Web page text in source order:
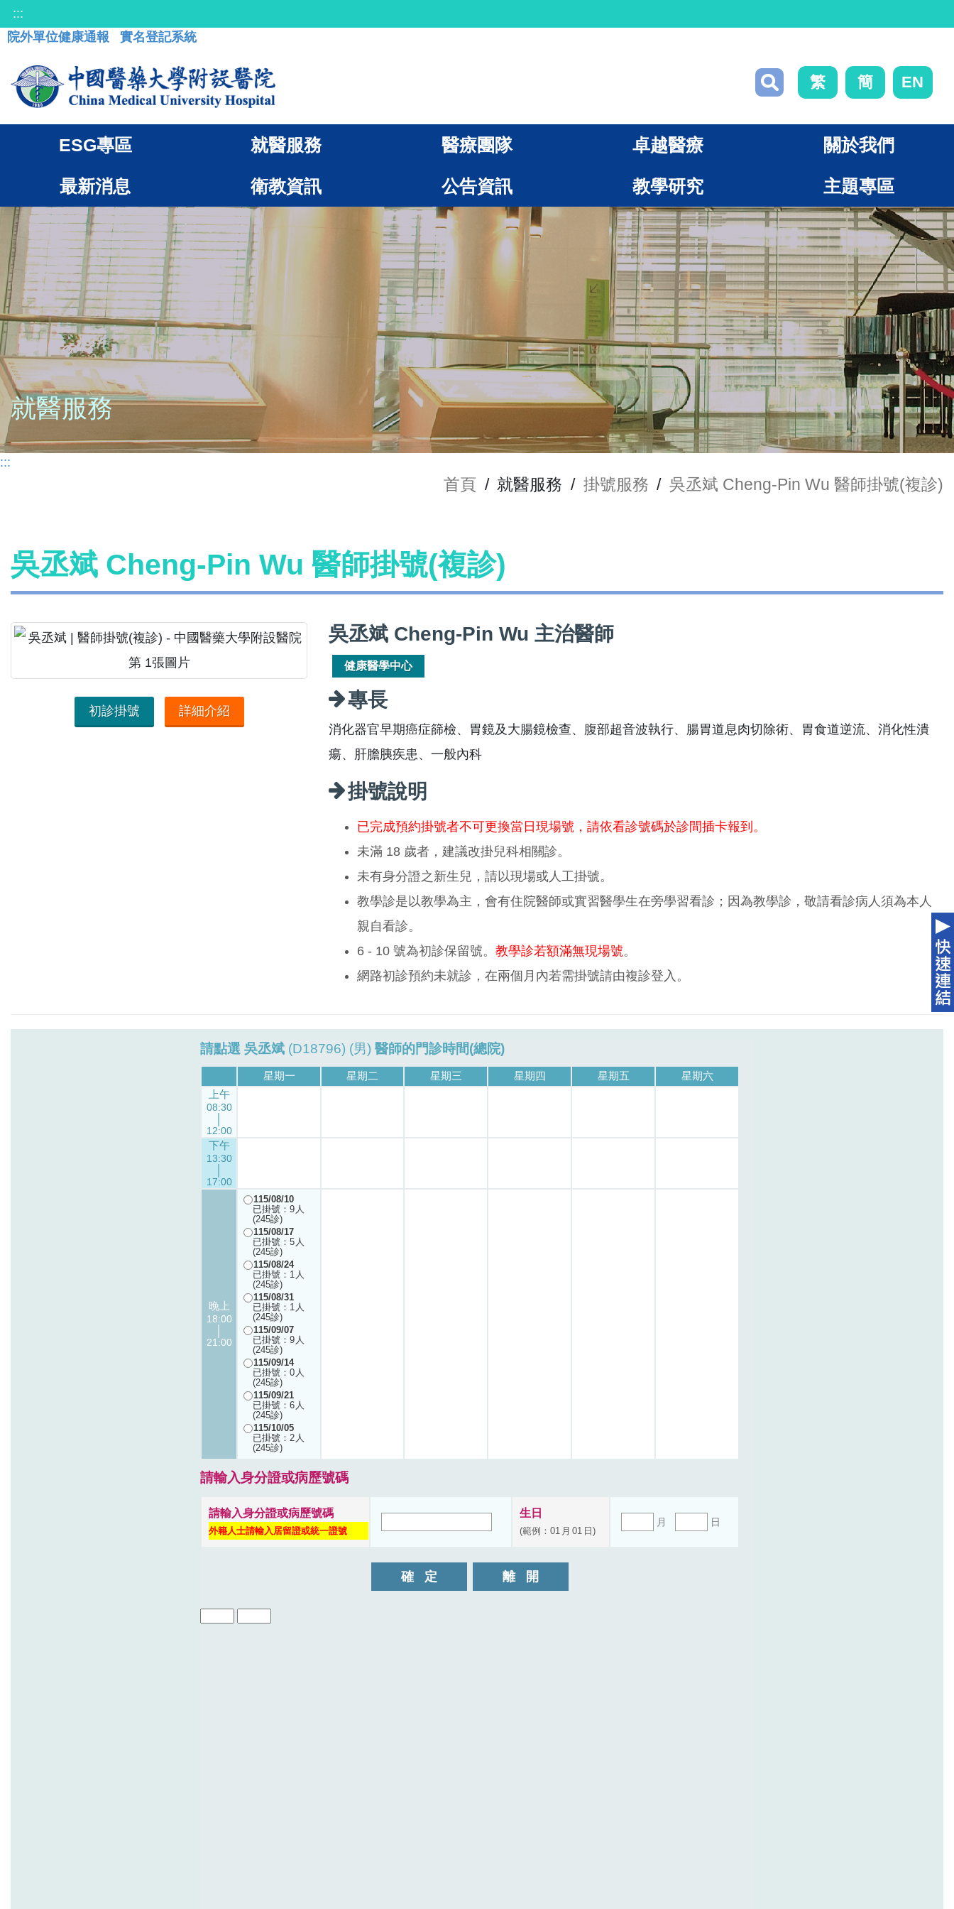
:::
院外單位健康通報
實名登記系統
繁 簡 EN
ESG專區 就醫服務 醫療團隊 卓越醫療 關於我們
最新消息 衛教資訊 公告資訊 教學研究 主題專區
就醫服務
:::
首頁 / 就醫服務 / 掛號服務 / 吳丞斌 Cheng-Pin Wu 醫師掛號(複診)
吳丞斌 Cheng-Pin Wu 醫師掛號(複診)
初診掛號 詳細介紹
吳丞斌 Cheng-Pin Wu 主治醫師
健康醫學中心
專長
消化器官早期癌症篩檢、胃鏡及大腸鏡檢查、腹部超音波執行、腸胃道息肉切除術、胃食道逆流、消化性潰
瘍、肝膽胰疾患、一般內科
掛號說明
已完成預約掛號者不可更換當日現場號，請依看診號碼於診間插卡報到。
未滿 18 歲者，建議改掛兒科相關診。
未有身分證之新生兒，請以現場或人工掛號。
教學診是以教學為主，會有住院醫師或實習醫學生在旁學習看診；因為教學診，敬請看診病人須為本人
親自看診。
6 - 10 號為初診保留號。 教學診若額滿無現場號。
網路初診預約未就診，在兩個月內若需掛號請由複診登入。